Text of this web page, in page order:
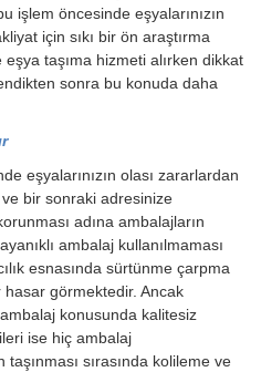
işlem öncesinde eşyalarınızın
için sıkı bir ön araştırma
taşıma hizmeti alırken dikkat
sonra bu konuda daha
eşyalarınızın olası zararlardan
bir sonraki adresinize
adına ambalajların
ambalaj kullanılmaması
esnasında sürtünme çarpma
görmektedir. Ancak
konusunda kalitesiz
ise hiç ambalaj
taşınması sırasında kolileme ve